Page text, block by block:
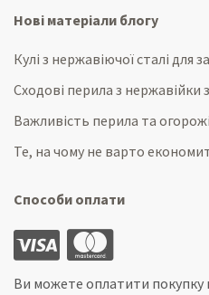
Нові матеріали блогу
Кулі з нержавіючої сталі для
Сходові перила з нержавійки
Важливість перила та
Те, на чому не варто
Способи оплати
Ви можете оплатити покупку